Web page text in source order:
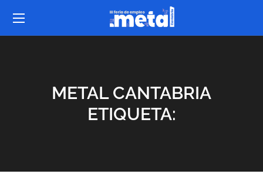
METAL CANTABRIA
ETIQUETA: